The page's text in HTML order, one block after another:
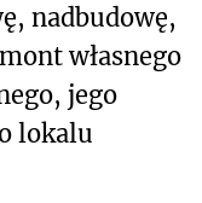
nadbudowę,
własnego
jego
lokalu